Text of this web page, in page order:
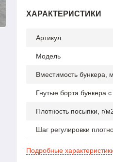
ХАРАКТЕРИСТИКИ
Артикул
Модель
Вместимость бункера,
Гнутые борта бункера
Плотность посыпки, г/
Шаг регулировки
Подробные